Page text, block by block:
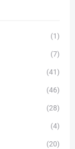
(1)
(7)
(41)
(46)
(28)
(4)
(20)